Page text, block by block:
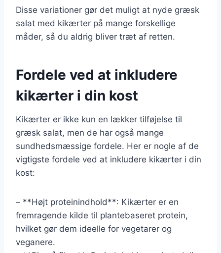
Disse variationer gør det muligt at nyde græsk
salat med kikærter på mange forskellige
måder, så du aldrig bliver træt af retten.
Fordele ved at inkludere
kikærter i din kost
Kikærter er ikke kun en lækker tilføjelse til
græsk salat, men de har også mange
sundhedsmæssige fordele. Her er nogle af de
vigtigste fordele ved at inkludere kikærter i din
kost:
– **Højt proteinindhold**: Kikærter er en
fremragende kilde til plantebaseret protein,
hvilket gør dem ideelle for vegetarer og
veganere.